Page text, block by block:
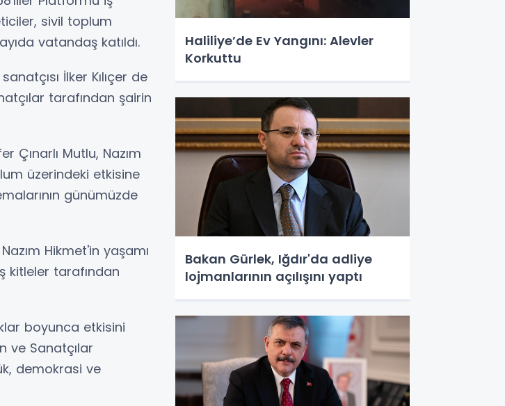
sivil toplum
vatandaş katıldı.
İlker Kılıçer de
tarafından şairin
Çınarlı Mutlu, Nazım
üzerindeki etkisine
günümüzde
Hikmet'in yaşamı
kitleler tarafından
boyunca etkisini
ve Sanatçılar
demokrasi ve
Haliliye’de Ev Yangını: Alevler
Korkuttu
Bakan Gürlek, Iğdır'da adliye
lojmanlarının açılışını yaptı